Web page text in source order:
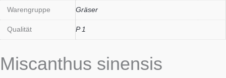
Warengruppe Gräser
Qualität P 1
Miscanthus sinensis